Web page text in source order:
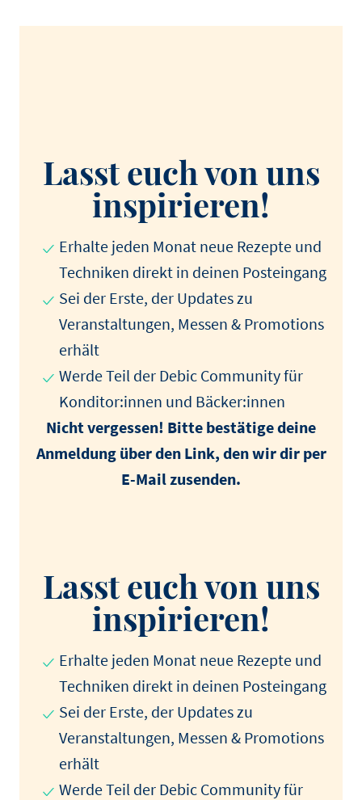
Lasst euch von uns
inspirieren!
Erhalte jeden Monat neue Rezepte und
Techniken direkt in deinen Posteingang
Sei der Erste, der Updates zu
Veranstaltungen, Messen & Promotions
erhält
Werde Teil der Debic Community für
Konditor:innen und Bäcker:innen
Nicht vergessen! Bitte bestätige deine
Anmeldung über den Link, den wir dir per
E-Mail zusenden.
Lasst euch von uns
inspirieren!
Erhalte jeden Monat neue Rezepte und
Techniken direkt in deinen Posteingang
Sei der Erste, der Updates zu
Veranstaltungen, Messen & Promotions
erhält
Werde Teil der Debic Community für